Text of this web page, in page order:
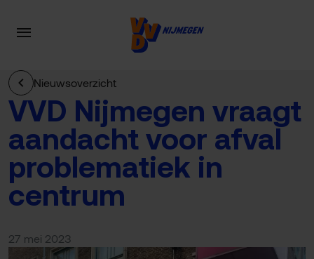
Nieuwsoverzicht
VVD Nijmegen vraagt
aandacht voor afval
problematiek in
centrum
27 mei 2023